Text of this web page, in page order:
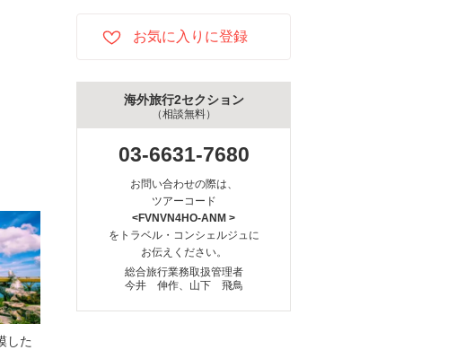
した
海外旅行2セクション
（相談無料）
03-6631-7680
お問い合わせの際は、
ツアーコード
<FVNVN4HO-ANM >
をトラベル・コンシェルジュに
お伝えください。
総合旅行業務取扱管理者
今井 伸作、山下 飛鳥